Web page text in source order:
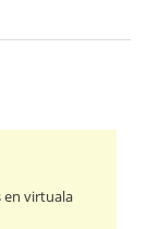
en virtuala